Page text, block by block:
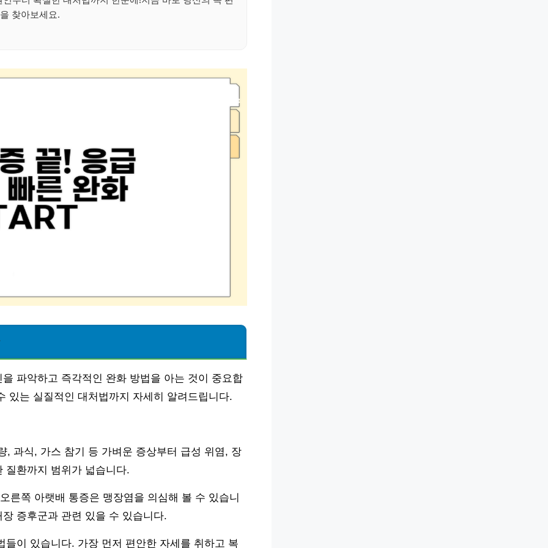
찾아보세요.
파악하고 즉각적인 완화 방법을 아는 것이 중요합
있는 실질적인 대처법까지 자세히 알려드립니다.
, 과식, 가스 참기 등 가벼운 증상부터 급성 위염, 장
질환까지 범위가 넓습니다.
른쪽 아랫배 통증은 맹장염을 의심해 볼 수 있습니
증후군과 관련 있을 수 있습니다.
이 있습니다. 가장 먼저 편안한 자세를 취하고 복